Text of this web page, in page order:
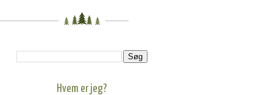
Hvem er jeg?